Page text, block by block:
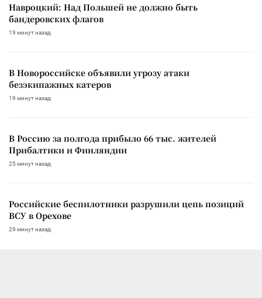
Навроцкий: Над Польшей не должно быть
бандеровских флагов
19 минут назад
В Новороссийске объявили угрозу атаки
безэкипажных катеров
19 минут назад
В Россию за полгода прибыло 66 тыс. жителей
Прибалтики и Финляндии
25 минут назад
Российские беспилотники разрушили цепь позиций
ВСУ в Орехове
29 минут назад